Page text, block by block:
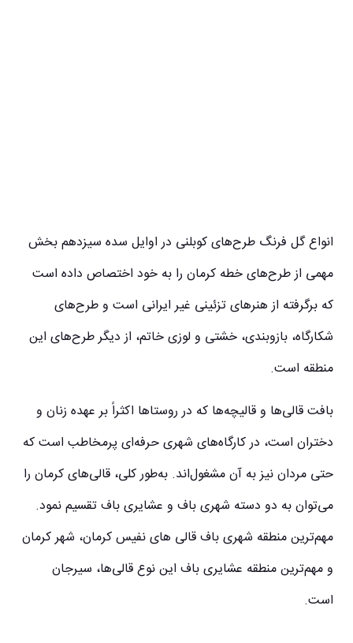
انواع گل فرنگ طرح‌های کوبلنی در اوایل سده سیزدهم بخش
مهمی از طرح‌های خطه کرمان را به خود اختصاص داده است
که برگرفته از هنرهای تزئینی غیر ایرانی است و طرح‌های
شکارگاه، بازوبندی، خشتی و لوزی خاتم، از دیگر طرح‌های این
منطقه است.
بافت قالی‌ها و قالیچه‌ها که در روستاها اکثراً بر عهده زنان و
دختران است، در کارگاه‌های شهری حرفه‌ای پرمخاطب است که
حتی مردان نیز به آن مشغول‌اند. به‌طور کلی، قالی‌های کرمان را
می‌توان به دو دسته شهری باف و عشایری باف تقسیم نمود.
مهم‌ترین منطقه شهری باف قالی‌ های نفیس کرمان، شهر کرمان
و مهم‌ترین منطقه عشایری باف این نوع قالی‌ها، سیرجان
است.